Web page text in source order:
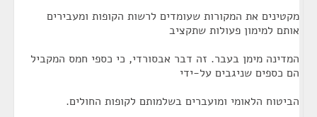
מקטינים את המקורות שעומדים לרשות הקופות ומעבירים
אותם למימון פעולות שתקציב
המדינה מימן בעבר. זה דבר אבסורדי, כי כספי חמס המקביל
הם כספים שניגבים על-ידי
הביטוח הלאומי ומועברים בשלמותם לקופות החולים.